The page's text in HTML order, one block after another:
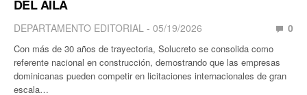
DEL AILA
DEPARTAMENTO EDITORIAL 05/19/2026 0
Con más de 30 años de trayectoria, Solucreto se consolida como
referente nacional en construcción, demostrando que las empresas
dominicanas pueden competir en licitaciones internacionales de gran
escala…